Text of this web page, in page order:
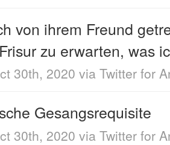
von ihrem Freund
zu erwarten, was
30th, 2020 via Twitter for
Gesangsrequisite
30th, 2020 via Twitter for